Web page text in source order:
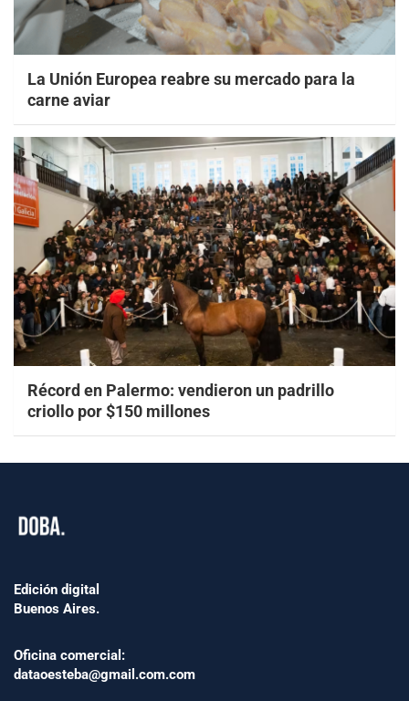
La Unión Europea reabre su mercado para la
carne aviar
Récord en Palermo: vendieron un padrillo
criollo por $150 millones
Edición digital
Buenos Aires.
Oficina comercial:
dataoesteba@gmail.com.com